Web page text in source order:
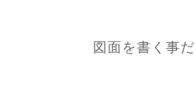
図面を書く事